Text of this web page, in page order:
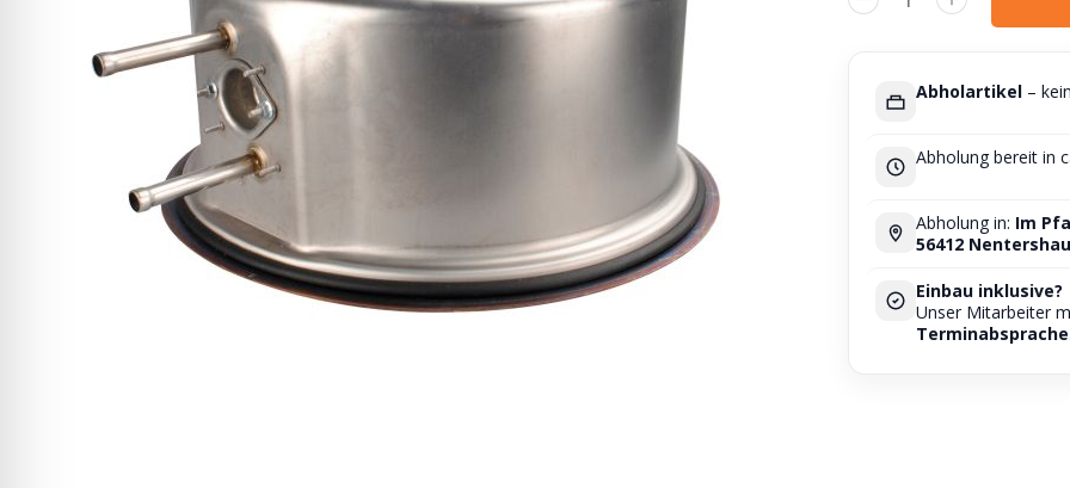
Alternative:
Abholartikel –
Abholung bereit in
Abholung in: Im
56412
Einbau inklusive?
Unser Mitarbeiter
Terminabsprache